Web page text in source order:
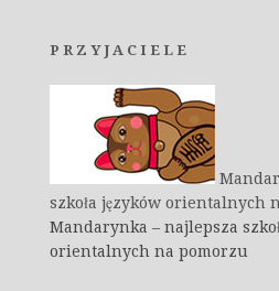
PRZYJACIELE
szkoła języków orientalnych
Mandarynka – najlepsza
orientalnych na pomorzu